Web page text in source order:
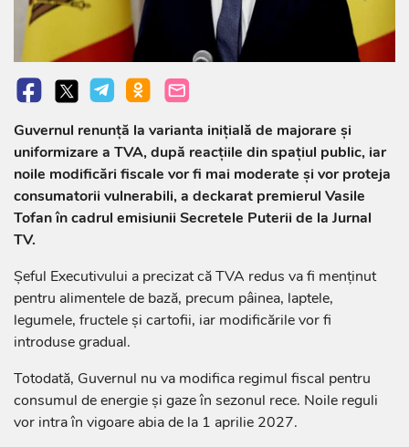
Guvernul renunță la varianta inițială de majorare și
uniformizare a TVA, după reacțiile din spațiul public, iar
noile modificări fiscale vor fi mai moderate și vor proteja
consumatorii vulnerabili, a deckarat premierul Vasile
Tofan în cadrul emisiunii Secretele Puterii de la Jurnal
TV.
Șeful Executivului a precizat că TVA redus va fi menținut
pentru alimentele de bază, precum pâinea, laptele,
legumele, fructele și cartofii, iar modificările vor fi
introduse gradual.
Totodată, Guvernul nu va modifica regimul fiscal pentru
consumul de energie și gaze în sezonul rece. Noile reguli
vor intra în vigoare abia de la 1 aprilie 2027.